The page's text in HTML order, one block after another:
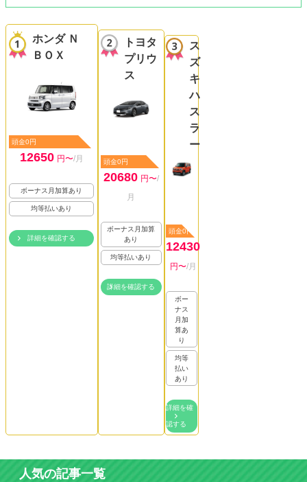
ホンダ Ｎ
ＢＯＸ
頭金0円
12650 円〜/月
ボーナス月加算あり
均等払いあり
詳細を確認する
トヨタ
プリウ
ス
頭金0円
20680 円〜/
月
ボーナス月加算
あり
均等払いあり
詳細を確認する
ス
ズ
キ
ハ
ス
ラ
ー
頭金0円
12430
円〜/月
ボー
ナス
月加
算あ
り
均等
払い
あり
詳細を確
認する
人気の記事一覧